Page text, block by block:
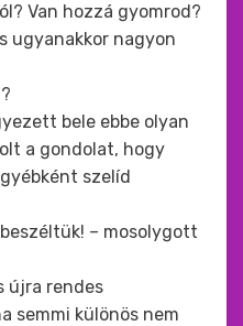
Van hozzá gyomrod?
ugyanakkor nagyon
bele ebbe olyan
a gondolat, hogy
szelíd
– mosolygott
újra rendes
semmi különös nem